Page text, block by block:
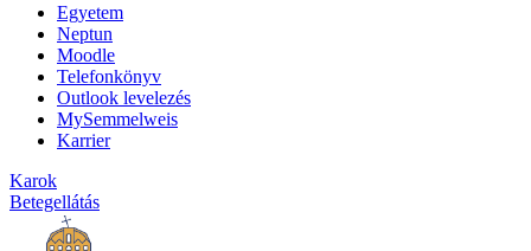
Egyetem
Neptun
Moodle
Telefonkönyv
Outlook levelezés
MySemmelweis
Karrier
Karok
Betegellátás